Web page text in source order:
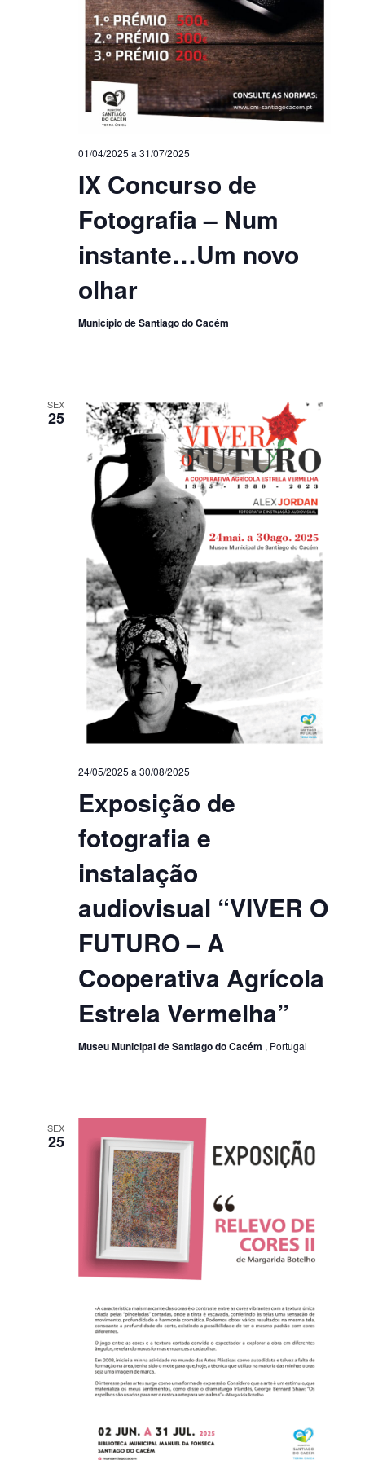
IX Concurso de
Fotografia – Num
instante…Um novo
olhar
01/04/2025 a 31/07/2025
Município de Santiago do Cacém
SEX
25
Exposição de
fotografia e
instalação
audiovisual “VIVER O
FUTURO – A
Cooperativa Agrícola
Estrela Vermelha”
24/05/2025 a 30/08/2025
Museu Municipal de Santiago do Cacém , Portugal
SEX
25